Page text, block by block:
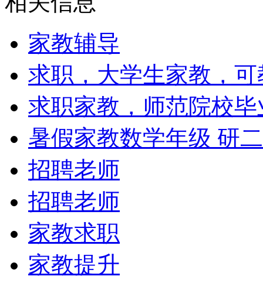
家教辅导
求职，大学生家教，
求职家教，师范院校
暑假家教数学年级 研
招聘老师
招聘老师
家教求职
家教提升